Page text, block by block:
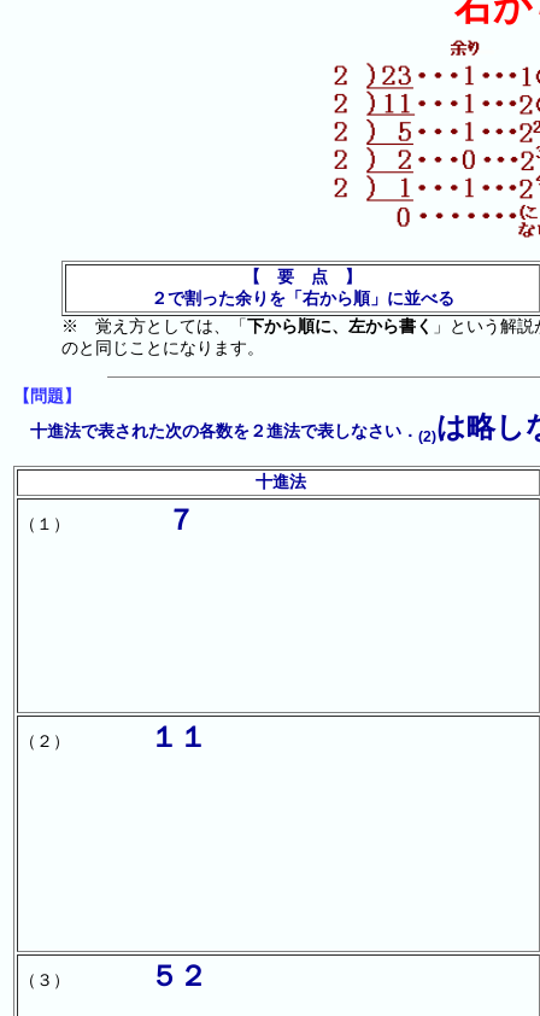
【 要 点 】
２で割った余りを「右から順」に並べる
※ 覚え方としては、「下から順に、左から書く 」という解
のと同じことになります。
【問題】
十進法で表された次の各数を２進法で表しなさい． (2)は略し
十進法
（１） ７
（２） １１
（３） ５２